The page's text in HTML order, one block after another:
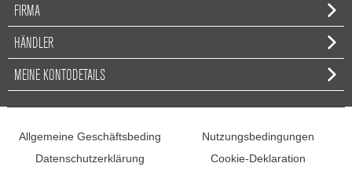
FIRMA
HÄNDLER
MEINE KONTODETAILS
Allgemeine Geschäftsbeding
Nutzungsbedingungen
Datenschutzerklärung
Cookie-Deklaration